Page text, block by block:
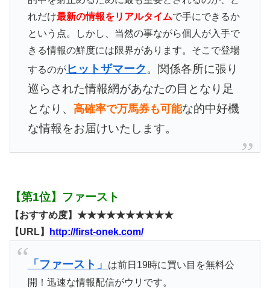
れだけ最新の情報をリアルタイムで手にできるか
という点。しかし、当然の事ながら個人が入手で
きる情報の鮮度には限界があります。そこで登場
するのがヒットザマーク。関係各所に張り
巡らされた情報網があなたの目となり足
となり、 高確率で万馬券も可能な的中好機
な情報をお届けいたします。
【第1位】ファースト
【おすすめ度】★★★★★★★★★★
【URL】
http://first-onek.com/
「ファースト」
は前日19時に買い目を無料公
開！迅速な情報配信がウリです。